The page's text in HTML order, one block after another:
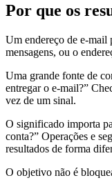
Por que os
Um endereço de e-mail
mensagens, ou o
Uma grande fonte de
entregar o e-mail?”
vez de um sinal.
O significado importa
conta?” Operações e
resultados de forma
O objetivo não é